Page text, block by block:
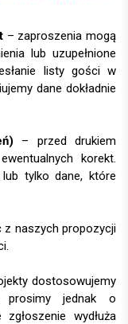
– zaproszenia mogą
lub uzupełnione
listy gości w
dane dokładnie
– przed drukiem
korekt.
tylko dane, które
naszych propozycji
dostosowujemy
prosimy jednak o
wydłuża